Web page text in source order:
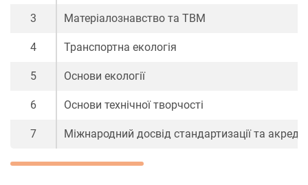
3 Матеріалознавство та ТВМ
4 Транспортна екологія
5 Основи екології
6 Основи технічної творчості
7 Міжнародний досвід стандартизації та